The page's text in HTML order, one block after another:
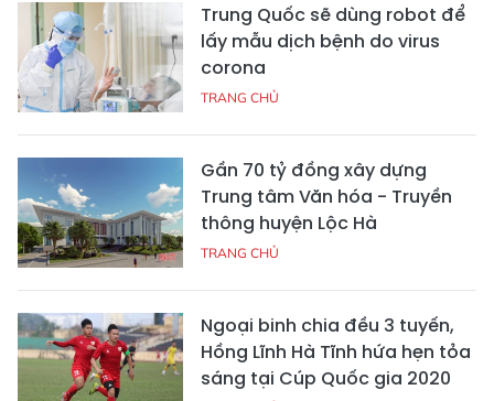
Trung Quốc sẽ dùng robot để
lấy mẫu dịch bệnh do virus
corona
TRANG CHỦ
Gần 70 tỷ đồng xây dựng
Trung tâm Văn hóa - Truyền
thông huyện Lộc Hà
TRANG CHỦ
Ngoại binh chia đều 3 tuyến,
Hồng Lĩnh Hà Tĩnh hứa hẹn tỏa
sáng tại Cúp Quốc gia 2020